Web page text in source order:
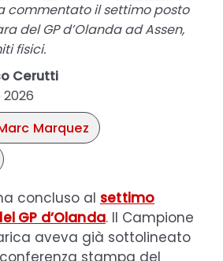
commentato il settimo posto
del GP d’Olanda ad Assen,
fisici.
Cerutti
2026
Marquez
concluso al settimo
GP d’Olanda. Il Campione
aveva già sottolineato
stampa del